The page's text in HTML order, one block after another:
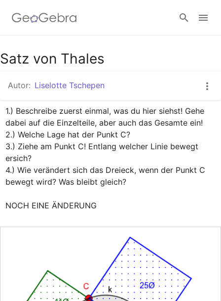
Google Classroom
GeoGebra Classroom
Anmelden
Satz von Thales
Autor: Liselotte Tschepen
1.) Beschreibe zuerst einmal, was du hier siehst! Gehe
dabei auf die Einzelteile, aber auch das Gesamte ein!
2.) Welche Lage hat der Punkt C?
3.) Ziehe am Punkt C! Entlang welcher Linie bewegt
ersich?
4.) Wie verändert sich das Dreieck, wenn der Punkt C
bewegt wird? Was bleibt gleich?
NOCH EINE ÄNDERUNG